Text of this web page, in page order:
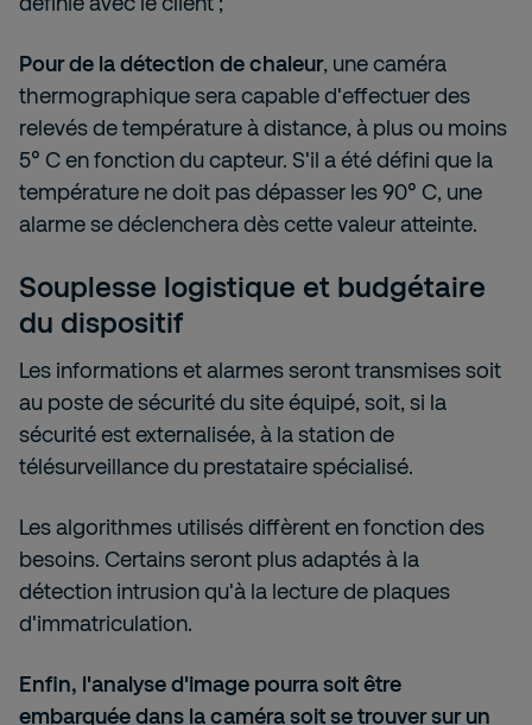
Pour de la détection de chaleur, une caméra
thermographique sera capable d'effectuer des
relevés de température à distance, à plus ou moins
5° C en fonction du capteur. S'il a été défini que la
température ne doit pas dépasser les 90° C, une
alarme se déclenchera dès cette valeur atteinte.
Souplesse logistique et budgétaire
du dispositif
Les informations et alarmes seront transmises soit
au poste de sécurité du site équipé, soit, si la
sécurité est externalisée, à la station de
télésurveillance du prestataire spécialisé.
Les algorithmes utilisés diffèrent en fonction des
besoins. Certains seront plus adaptés à la
détection intrusion qu'à la lecture de plaques
d'immatriculation.
Enfin, l'analyse d'image pourra soit être
embarquée dans la caméra soit se trouver sur un